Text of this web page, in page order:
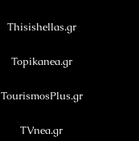
Thisishellas.gr
Topikanea.gr
TourismosPlus.gr
TVnea.gr